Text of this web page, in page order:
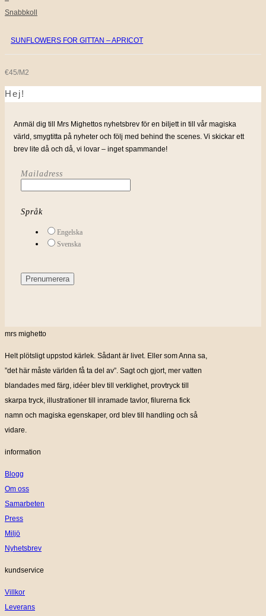
Snabbkoll
SUNFLOWERS FOR GITTAN – APRICOT
€45/M2
Hej!
Anmäl dig till Mrs Mighettos nyhetsbrev för en biljett in till vår magiska
värld, smygtitta på nyheter och följ med behind the scenes. Vi skickar ett
brev lite då och då, vi lovar – inget spammande!
Mailadress
Språk
Engelska
Svenska
mrs mighetto
Helt plötsligt uppstod kärlek. Sådant är livet. Eller som Anna sa,
”det här måste världen få ta del av”. Sagt och gjort, mer vatten
blandades med färg, idéer blev till verklighet, provtryck till
skarpa tryck, illustrationer till inramade tavlor, filurerna fick
namn och magiska egenskaper, ord blev till handling och så
vidare.
information
Blogg
Om oss
Samarbeten
Press
Miljö
Nyhetsbrev
kundservice
Villkor
Leverans